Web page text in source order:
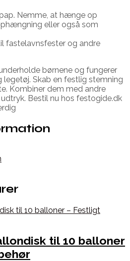
Nemme, at hænge op
eller også som
fastelavnsfester og andre
børnene og fungerer
Skab en festlig stemning
Kombiner dem med andre
Bestil nu hos festogide.dk
til 10 balloner